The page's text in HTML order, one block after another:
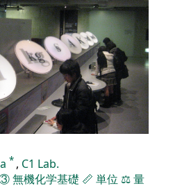
* , C1 Lab.
無機化学基礎 📏 単位 ⚖️量